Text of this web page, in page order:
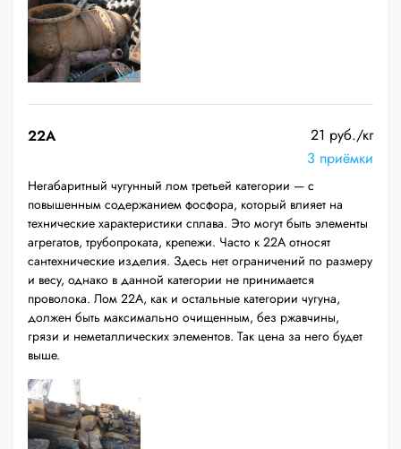
22A
21 руб./кг
3 приёмки
Негабаритный чугунный лом третьей категории — с
повышенным содержанием фосфора, который влияет на
технические характеристики сплава. Это могут быть элементы
агрегатов, трубопроката, крепежи. Часто к 22А относят
сантехнические изделия. Здесь нет ограничений по размеру
и весу, однако в данной категории не принимается
проволока. Лом 22А, как и остальные категории чугуна,
должен быть максимально очищенным, без ржавчины,
грязи и неметаллических элементов. Так цена за него будет
выше.